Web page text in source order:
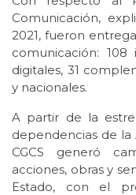
Comunicación,
2021, fueron
comunicación: 108
digitales, 31
y nacionales.
A partir de la
dependencias de la
CGCS generó
acciones, obras y
Estado, con el